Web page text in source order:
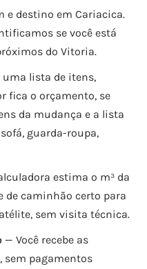
e destino em Cariacica.
se você está
do Vitoria.
uma lista de itens,
fica o orçamento, se
da mudança e a lista
guarda-roupa,
estima o m³ da
de caminhão certo para
sem visita técnica.
— Você recebe as
sem pagamentos